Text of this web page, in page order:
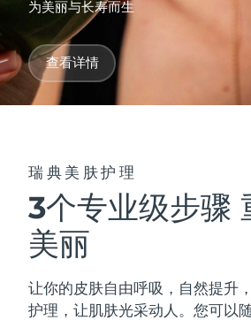
为美丽与长寿而生
查看详情
瑞典美肤护理
3个专业级步骤
美丽
让你的皮肤自由呼吸，自然提升
护理，让肌肤光采动人。您可以
All acne treatment
All revitalizing eye
KIWI™ 皮肤护理
Advanced pore care
LUNA™ Dual-
Serum
For healthy hair
issa™ Teeth
18% PAP
护肤品
全部购买
FOREO APP
关于我们
以色列
意大利
泽西岛
哈萨克斯坦
科威特
拉脱维亚